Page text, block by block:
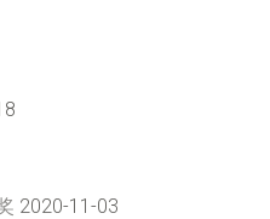
2020-11-03